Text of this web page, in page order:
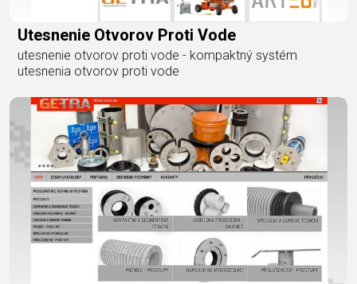
Utesnenie Otvorov Proti Vode
utesnenie otvorov proti vode - kompaktný systém
utesnenia otvorov proti vode